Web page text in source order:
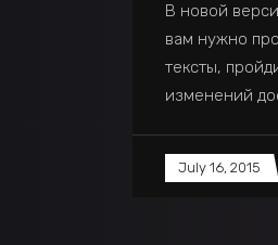
В новой
вам нужно
тексты,
изменений
July 16, 2015